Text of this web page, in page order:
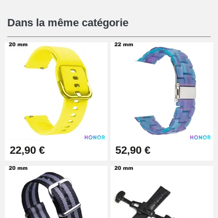
16,90 €
Pied à Coulisse Numérique
9,90 €
Pince à Poinçonner (pince trou)
57,42 €
Pince Trou pour Bracelet de
Kit Horlogerie Débutant
Dans la même catégorie
22,90 € 52,90 €